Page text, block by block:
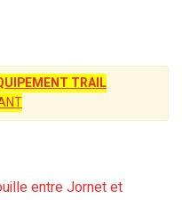
TRAIL
entre Jornet et